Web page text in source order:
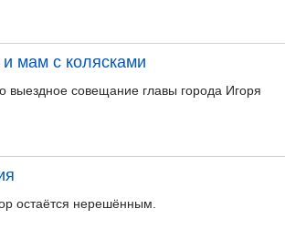
мам с колясками
совещание главы города Игоря
остаётся нерешённым.